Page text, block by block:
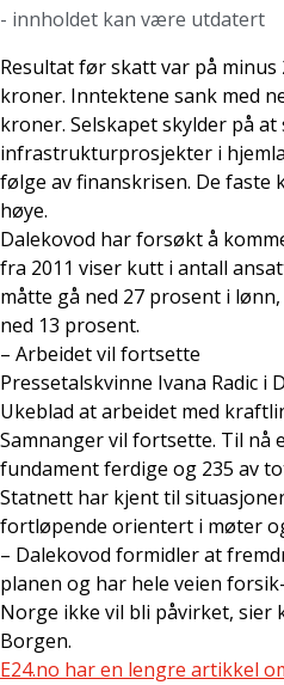
- innholdet kan være utdatert
Resultat før skatt var på
kroner. Inntektene sank med
kroner. Selskapet skylder på at
infrastrukturprosjekter i
følge av finanskrisen. De
høye.
Dalekovod har forsøkt å
fra 2011 viser kutt i antall
måtte gå ned 27 prosent i
ned 13 prosent.
– Arbeidet vil fortsette
Pressetalskvinne Ivana Radic i
Ukeblad at arbeidet med
Samnanger vil fortsette. Til nå
fundament ferdige og 235 av
Statnett har kjent til
fortløpende orientert i møter
– Dalekovod formidler at
planen og har hele veien
Norge ikke vil bli påvirket, sier
Borgen.
E24.no har en lengre artikkel